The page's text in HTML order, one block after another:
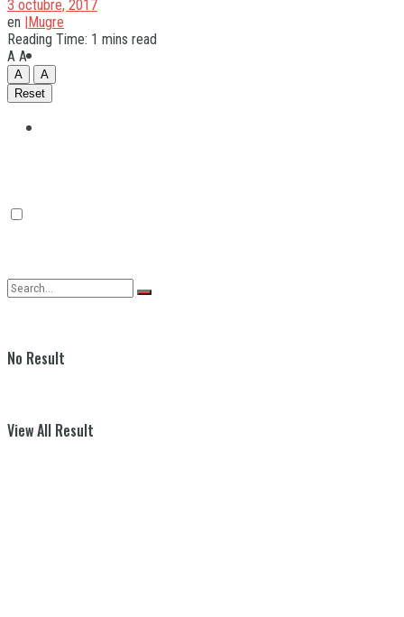
No Result
View All Result
3 octubre, 2017
en |Mugre
Reading Time: 1 mins read
A A
A
A
Reset